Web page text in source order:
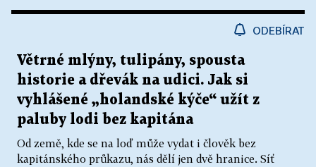
ODEBÍRAT
Větrné mlýny, tulipány, spousta
historie a dřevák na udici. Jak si
vyhlášené „holandské kýče“ užít z
paluby lodi bez kapitána
Od země, kde se na loď může vydat i člověk bez
kapitánského průkazu, nás dělí jen dvě hranice. Síť